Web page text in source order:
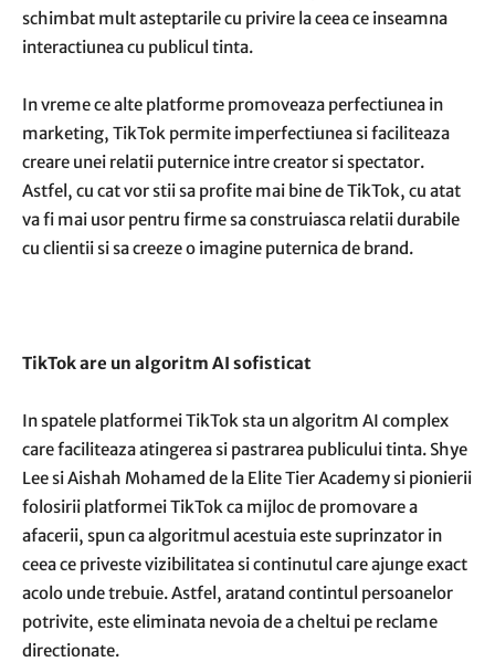
schimbat mult asteptarile cu privire la ceea ce inseamna
interactiunea cu publicul tinta.
In vreme ce alte platforme promoveaza perfectiunea in
marketing, TikTok permite imperfectiunea si faciliteaza
creare unei relatii puternice intre creator si spectator.
Astfel, cu cat vor stii sa profite mai bine de TikTok, cu atat
va fi mai usor pentru firme sa construiasca relatii durabile
cu clientii si sa creeze o imagine puternica de brand.
TikTok are un algoritm AI sofisticat
In spatele platformei TikTok sta un algoritm AI complex
care faciliteaza atingerea si pastrarea publicului tinta. Shye
Lee si Aishah Mohamed de la Elite Tier Academy si pionierii
folosirii platformei TikTok ca mijloc de promovare a
afacerii, spun ca algoritmul acestuia este suprinzator in
ceea ce priveste vizibilitatea si continutul care ajunge exact
acolo unde trebuie. Astfel, aratand contintul persoanelor
potrivite, este eliminata nevoia de a cheltui pe reclame
directionate.